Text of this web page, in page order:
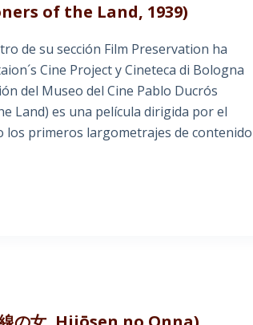
of the Land, 1939)
de su sección Film Preservation ha
Cine Project y Cineteca di Bologna
del Museo del Cine Pablo Ducrós
Land) es una película dirigida por el
los primeros largometrajes de contenido